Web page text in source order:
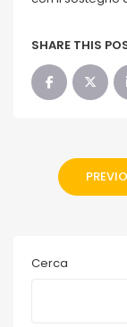
SHARE THIS
Cerca